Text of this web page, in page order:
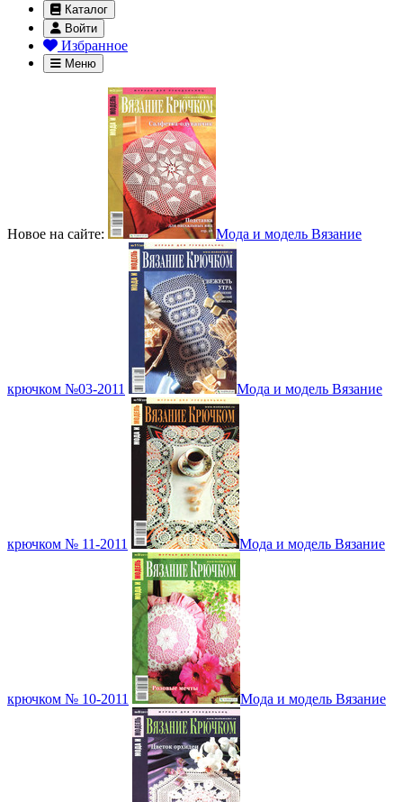
Каталог
Войти
Избранное
Меню
Новое на сайте: Мода и модель Вязание
крючком №03-2011 Мода и модель Вязание
крючком № 11-2011 Мода и модель Вязание
крючком № 10-2011 Мода и модель Вязание